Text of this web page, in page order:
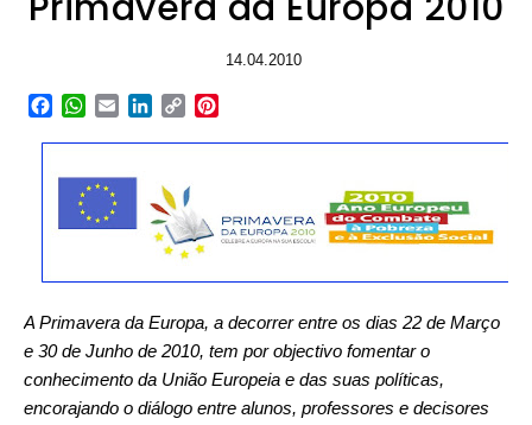
14.04.2010
Facebook
WhatsApp
EmailLinkedIn
Copy
A Primavera da Europa, a decorrer entre os dias 22 de Março
e 30 de Junho de 2010, tem por objectivo fomentar o
conhecimento da União Europeia e das suas políticas,
encorajando o diálogo entre alunos, professores e decisores